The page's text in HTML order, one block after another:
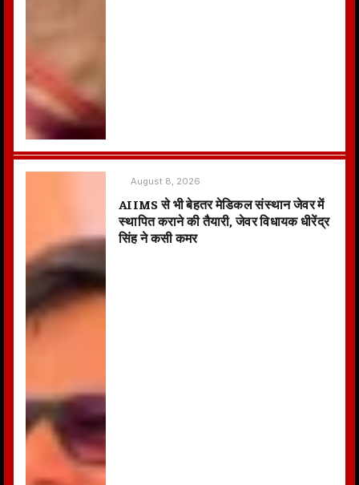
August 8, 2026
AIIMS से भी बेहतर मेडिकल संस्थान जेवर में
स्थापित कराने की तैयारी, जेवर विधायक धीरेंद्र
सिंह ने कसी कमर